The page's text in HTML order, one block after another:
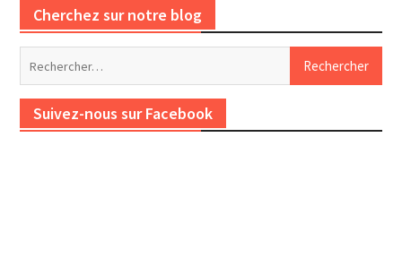
Cherchez sur notre blog
Suivez-nous sur Facebook